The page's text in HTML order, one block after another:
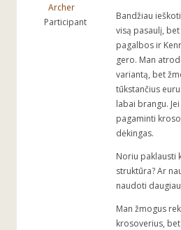
Archer
Participant
Bandžiau
visą pasaulį,
pagalbos ir
gero. Man
variantą, bet
tūkstančius
labai brangu.
pagaminti
dėkingas.
Noriu paklausti
struktūra? Ar
naudoti
Man žmogus
krosoverius,